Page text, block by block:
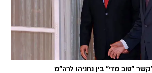
"טוב מדי" בין נתניהו לרה"מ